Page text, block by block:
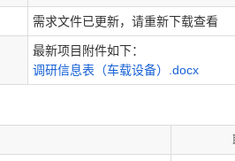
需求文件已更新，请重新下载查看
最新项目附件如下：
调研信息表（车载设备）.docx